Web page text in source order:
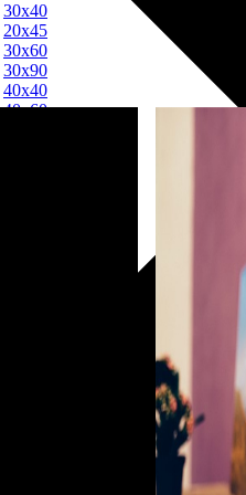
30х40
20х45
30х60
30х90
40х40
40х60